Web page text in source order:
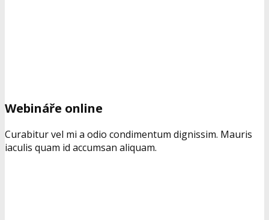
Webináře online
Curabitur vel mi a odio condimentum dignissim. Mauris
iaculis quam id accumsan aliquam.